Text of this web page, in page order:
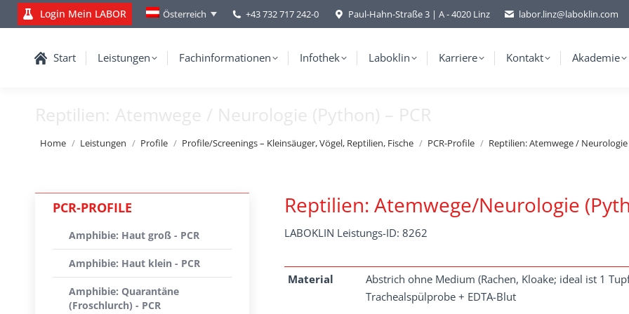
Login Mein LABOR Österreich +43 732 717 242-0 Paul-Hahn-Straße 3 | A - 4020 Linz labor.linz@laboklin.com
Start Leistungen Fachinformationen Infothek Laboklin Karriere Kontakt Akademie
Reptilien: Atemwege / Neurologie (Python) – PCR
You are here:
Home Leistungen Profile Profile/Screenings – Kleinsäuger, Vögel, Reptilien, Fische PCR-Profile Reptilien: Atemwege /
Reptilien: Atemwege/Neurologie
LABOKLIN Leistungs-ID: 8262
Material
Abstrich ohne Medium (Rachen, Kloake; ideal ist 1
Trachealspülprobe + EDTA-Blut
PCR-PROFILE
Amphibie: Haut groß - PCR
Amphibie: Haut klein - PCR
Amphibie: Quarantäne
(Froschlurch) - PCR